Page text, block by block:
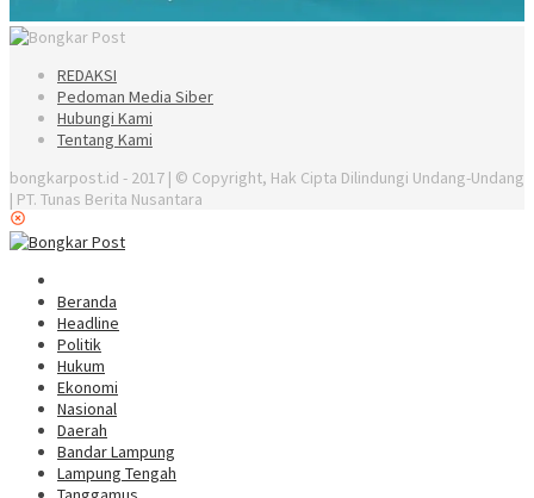
REDAKSI
Pedoman Media Siber
Hubungi Kami
Tentang Kami
bongkarpost.id - 2017 | © Copyright, Hak Cipta Dilindungi Undang-Undang
| PT. Tunas Berita Nusantara
Beranda
Headline
Politik
Hukum
Ekonomi
Nasional
Daerah
Bandar Lampung
Lampung Tengah